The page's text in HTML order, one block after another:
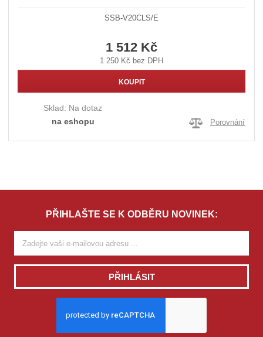
SSB-V20CLS/E
1 512 Kč
1 250 Kč bez DPH
KOUPIT
Sklad: Na dotaz
na eshopu
Porovnání
PŘIHLAŠTE SE K ODBĚRU NOVINEK:
PŘIHLÁSIT